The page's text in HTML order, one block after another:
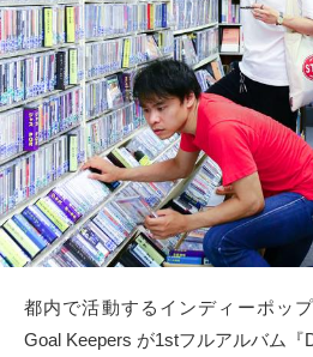
カマー
ション
ト
クト
Twitter
都内で活動するインディーポッ
Goal Keepers が1stフルアルバム『